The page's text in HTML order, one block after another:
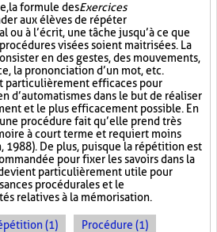
la formule desExercices
aux élèves de répéter
ou à l’écrit, une tâche jusqu’à ce que
visées soient maitrisées. La
en des gestes, des mouvements,
la prononciation d’un mot, etc.
particulièrement efficaces pour
d’automatismes dans le but de réaliser
et le plus efficacement possible. En
procédure fait qu’elle prend très
à court terme et requiert moins
1988). De plus, puisque la répétition est
pour fixer les savoirs dans la
particulièrement utile pour
procédurales et le
relatives à la mémorisation.
(1) Procédure (1)